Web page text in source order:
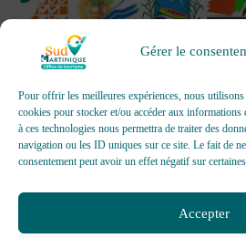
Gérer le
Pour offrir les meilleures expériences, nous
cookies pour stocker et/ou accéder aux informations
à ces technologies nous permettra de traiter des
navigation ou les ID uniques sur ce site. Le fait de
consentement peut avoir un effet négatif sur
Accepter
OFFICES DE TOURISME - Pour
d’information, de promotion/
d’événements